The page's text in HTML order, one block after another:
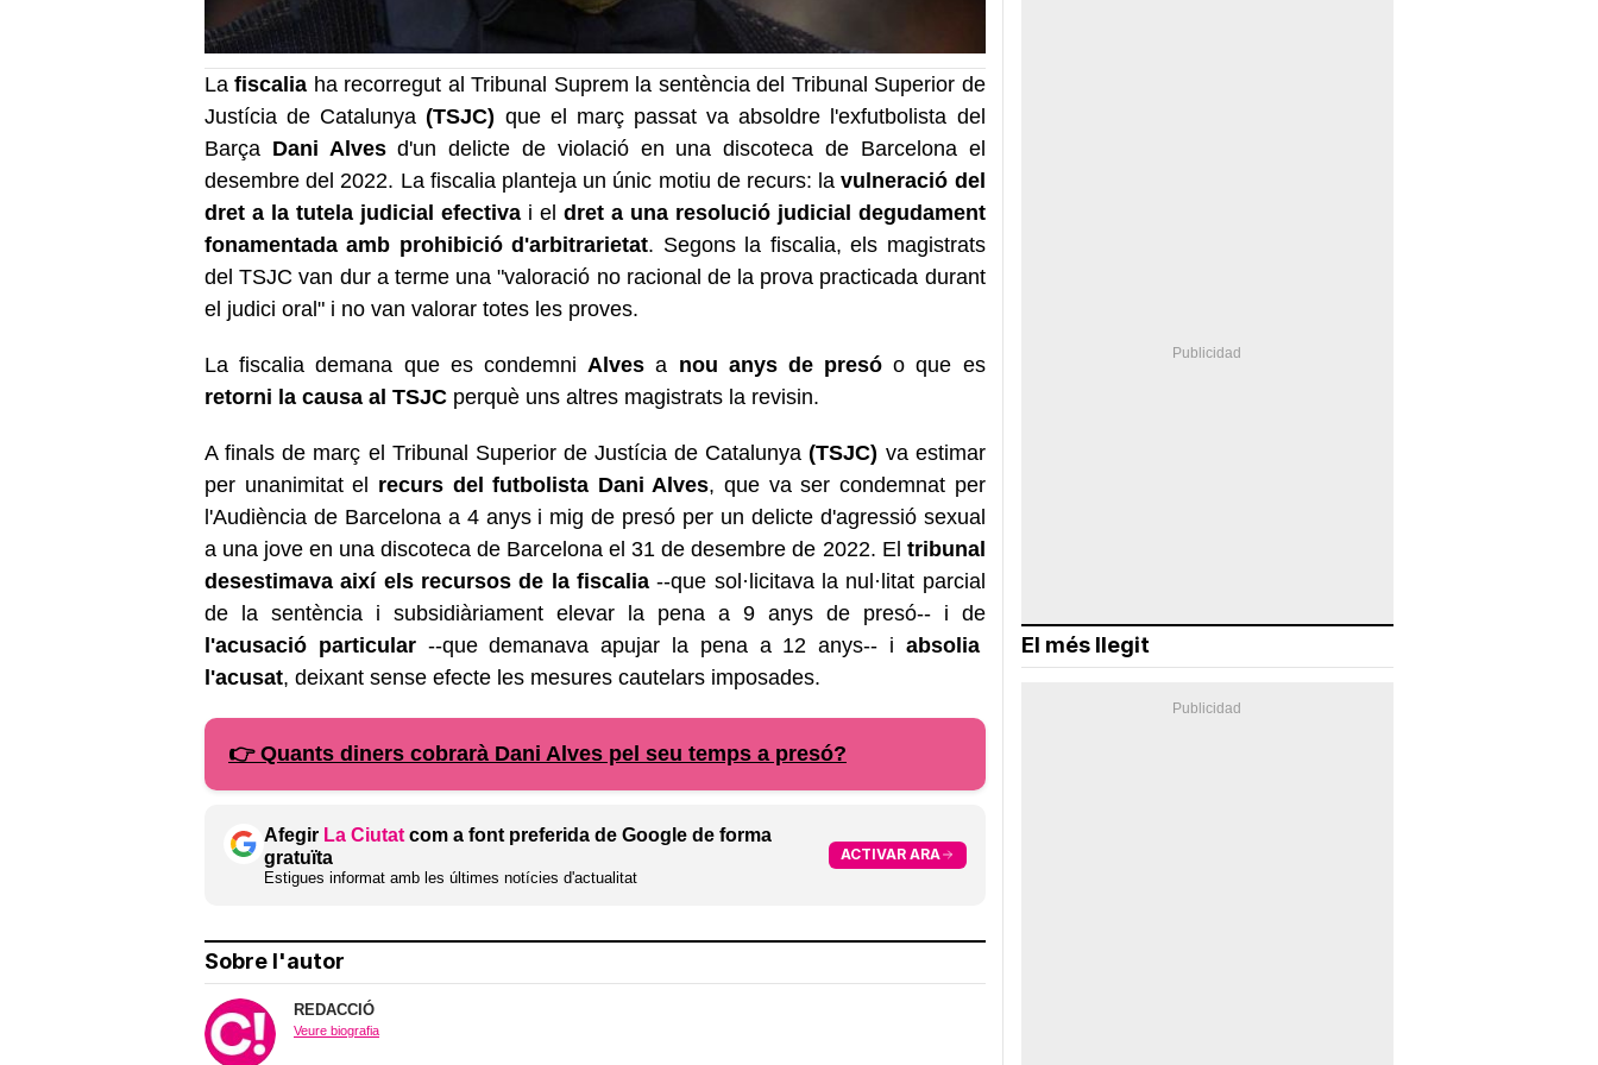
Lafiscalia ha recorregut al Tribunal Suprem la sentència del Tribunal Superior de
Justícia de Catalunya(TSJC) que el març passat va absoldre l'exfutbolista del
Barça Dani Alvesd'un delicte de violació en una discoteca de Barcelona el
desembre del 2022. La fiscalia planteja un únic motiu de recurs: lavulneració del
dret a la tutela judicial efectivai el dret a una resolució judicial degudament
fonamentada amb prohibició d'arbitrarietat. Segons la fiscalia, els magistrats
del TSJC van dur a terme una "valoració no racional de la prova practicada durant
el judici oral" i no van valorar totes les proves.
La fiscalia demana que es condemni Alves a nou anys de presó o que es
retorni la causa al TSJC perquè uns altres magistrats la revisin.
A finals de març el Tribunal Superior de Justícia de Catalunya(TSJC) va estimar
per unanimitat el recurs del futbolista Dani Alves, que va ser condemnat per
l'Audiència de Barcelona a 4 anys i mig de presó per un delicte d'agressió sexual
a una jove en una discoteca de Barcelona el 31 de desembre de 2022. El tribunal
desestimava així els recursos de la fiscalia--que sol·licitava la nul·litat parcial
de la sentència i subsidiàriament elevar la pena a 9 anys de presó-- i de
l'acusació particular--que demanava apujar la pena a 12 anys-- i absolia
l'acusat, deixant sense efecte les mesures cautelars imposades.
👉 Quants diners cobrarà Dani Alves pel seu temps a presó?
Afegir La Ciutat com a font preferida de Google de forma
gratuïta
Estigues informat amb les últimes notícies d'actualitat
ACTIVAR ARA
Sobre l'autor
REDACCIÓ
Veure biografia
El més llegit